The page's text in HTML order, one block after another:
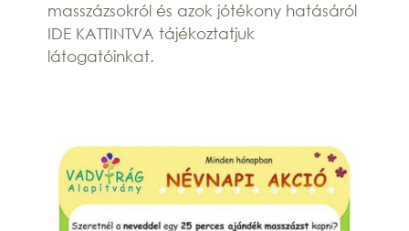
masszázsokról és azok jótékony hatásáról
IDE KATTINTVA tájékoztatjuk
látogatóinkat.